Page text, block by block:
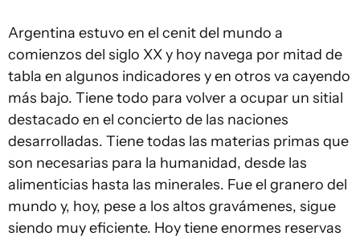
Argentina estuvo en el cenit del mundo a
comienzos del siglo XX y hoy navega por mitad de
tabla en algunos indicadores y en otros va cayendo
más bajo. Tiene todo para volver a ocupar un sitial
destacado en el concierto de las naciones
desarrolladas. Tiene todas las materias primas que
son necesarias para la humanidad, desde las
alimenticias hasta las minerales. Fue el granero del
mundo y, hoy, pese a los altos gravámenes, sigue
siendo muy eficiente. Hoy tiene enormes reservas